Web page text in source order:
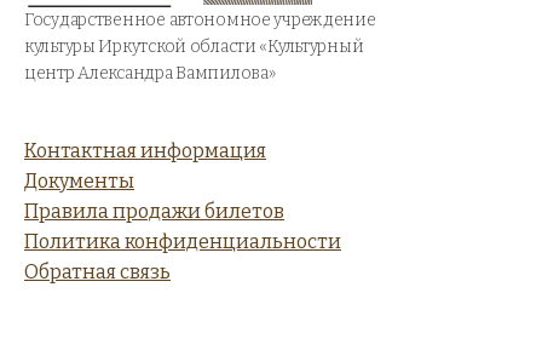
Государственное автономное учреждение
культуры Иркутской области «Культурный
центр Александра Вампилова»
Контактная информация
Документы
Правила продажи билетов
Политика конфиденциальности
Обратная связь